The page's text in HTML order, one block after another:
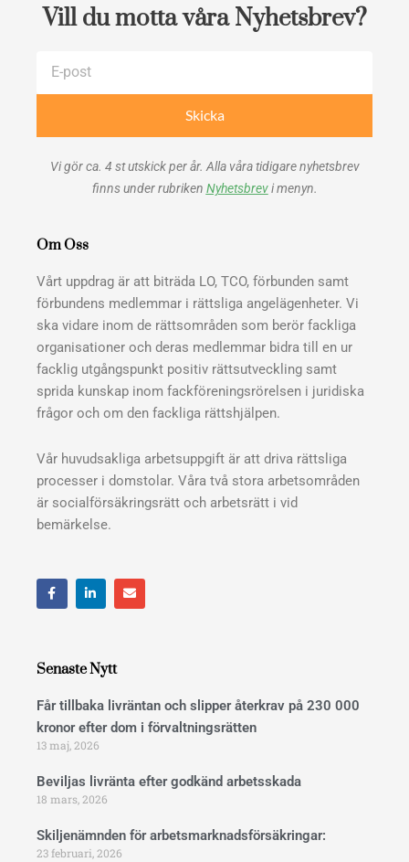
Vill du motta våra Nyhetsbrev?
Skicka
Vi gör ca. 4 st utskick per år. Alla våra tidigare nyhetsbrev
finns under rubriken Nyhetsbrevi menyn.
Om Oss
Vårt uppdrag är att biträda LO, TCO, förbunden samt
förbundens medlemmar i rättsliga angelägenheter. Vi
ska vidare inom de rättsområden som berör fackliga
organisationer och deras medlemmar bidra till en ur
facklig utgångspunkt positiv rättsutveckling samt
sprida kunskap inom fackföreningsrörelsen i juridiska
frågor och om den fackliga rättshjälpen.
Vår huvudsakliga arbetsuppgift är att driva rättsliga
processer i domstolar. Våra två stora arbetsområden
är socialförsäkringsrätt och arbetsrätt i vid
bemärkelse.
F
a
c
k
L
i
n
i
n
E
n
v
Senaste Nytt
Får tillbaka livräntan och slipper återkrav på 230 000
kronor efter dom i förvaltningsrätten
13 maj, 2026
Beviljas livränta efter godkänd arbetsskada
18 mars, 2026
Skiljenämnden för arbetsmarknadsförsäkringar:
23 februari, 2026